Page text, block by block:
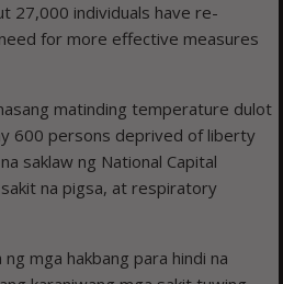
27,000 individuals have re-
for more effective measures
matinding temperature dulot
600 persons deprived of liberty
saklaw ng National Capital
na pigsa, at respiratory
mga hakbang para hindi na